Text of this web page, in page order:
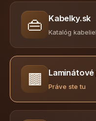
👜 Kabelky.sk
Katalóg
🟫 Práve ste tu